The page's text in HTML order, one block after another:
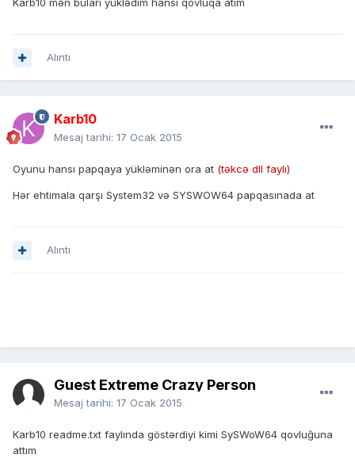
Karb10 mən buları yüklədim hansı qovluqa atım
Alıntı
Karb10
Mesaj tarihi: 17 Ocak 2015
Oyunu hansı papqaya yükləminən ora at (təkcə dll faylı)
Hər ehtimala qarşı System32 və SYSWOW64 papqasınada at
Alıntı
Guest Extreme Crazy Person
Mesaj tarihi: 17 Ocak 2015
Karb10 readme.txt faylında göstərdiyi kimi SySWoW64 qovluğuna
attım